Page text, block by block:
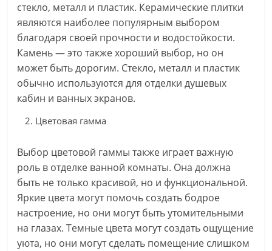
стекло, металл и пластик. Керамические плитки
являются наиболее популярным выбором
благодаря своей прочности и водостойкости.
Камень — это также хороший выбор, но он
может быть дорогим. Стекло, металл и пластик
обычно используются для отделки душевых
кабин и ванных экранов.
Цветовая гамма
Выбор цветовой гаммы также играет важную
роль в отделке ванной комнаты. Она должна
быть не только красивой, но и функциональной.
Яркие цвета могут помочь создать бодрое
настроение, но они могут быть утомительными
на глазах. Темные цвета могут создать ощущение
уюта, но они могут сделать помещение слишком